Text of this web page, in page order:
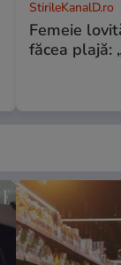
StirileKanalD.ro
Femeie
făcea plajă: